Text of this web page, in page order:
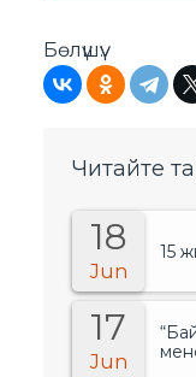
Бөлүшүү:
Читайте
18
Jun
15
17
Jun